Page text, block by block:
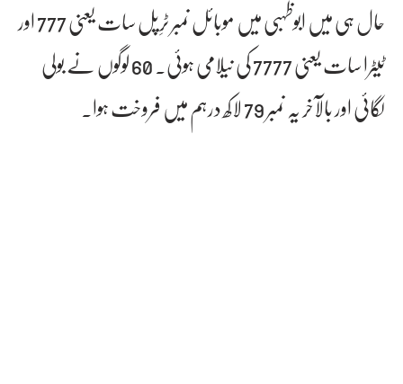
حال ہی میں ابوظہبی میں موبائل نمبر ٹرِپل سات یعنی 777 اور
ٹیٹرا سات یعنی 7777 کی نیلامی ہوئی۔ 60 لوگوں نے بولی
لگائی اور بالآخر یہ نمبر 79 لاکھ درہم میں فروخت ہوا۔